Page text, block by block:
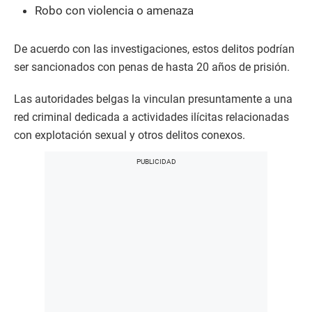
Robo con violencia o amenaza
De acuerdo con las investigaciones, estos delitos podrían
ser sancionados con penas de hasta 20 años de prisión.
Las autoridades belgas la vinculan presuntamente a una
red criminal dedicada a actividades ilícitas relacionadas
con explotación sexual y otros delitos conexos.